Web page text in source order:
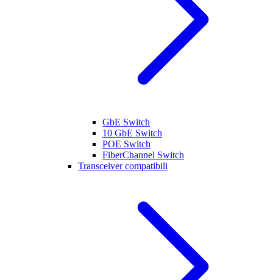
GbE Switch
10 GbE Switch
POE Switch
FiberChannel Switch
Transceiver compatibili